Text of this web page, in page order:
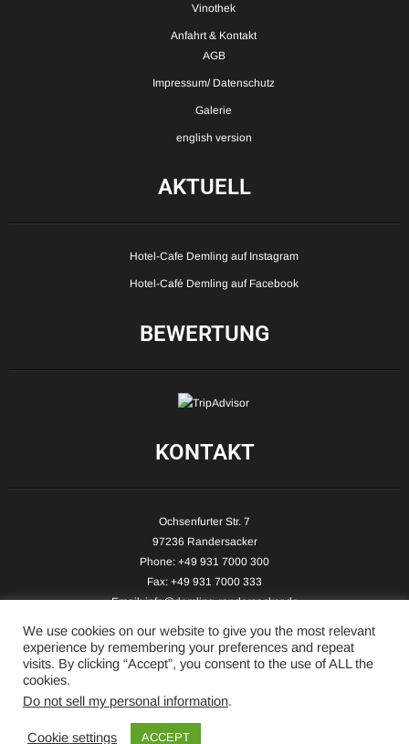
Vinothek
Anfahrt & Kontakt
AGB
Impressum/ Datenschutz
Galerie
english version
AKTUELL
Hotel-Cafe Demling auf Instagram
Hotel-Café Demling auf Facebook
BEWERTUNG
KONTAKT
Ochsenfurter Str. 7
97236 Randersacker
Phone: +49 931 7000 300
Fax: +49 931 7000 333
Email:info@demling-randersacker.de
Copyright © 2026 Hotel-Café Demling - All Rights Reserved.
We use cookies on our website to give you the most relevant
experience by remembering your preferences and repeat
visits. By clicking “Accept”, you consent to the use of ALL the
cookies.
Do not sell my personal information.
Cookie settings ACCEPT